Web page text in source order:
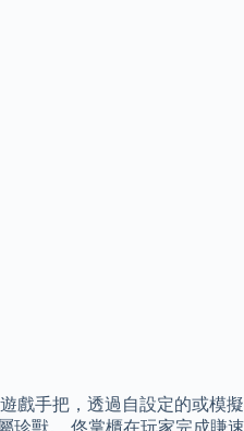
戲手把，透過自設定的或模
珍獸。 佟掌櫃在玩家完成賺